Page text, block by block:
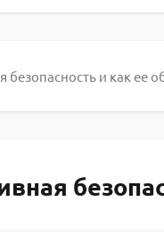
безопасность и как ее